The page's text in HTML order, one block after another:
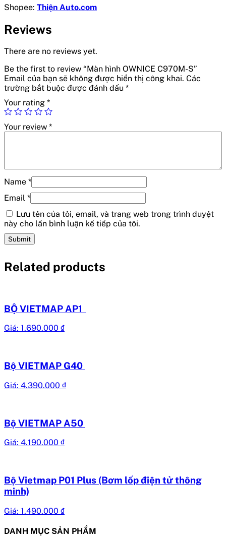
Shopee: Thiện Auto.com
Reviews
There are no reviews yet.
Be the first to review “Màn hình OWNICE C970M-S”
Email của bạn sẽ không được hiển thị công khai. Các
trường bắt buộc được đánh dấu *
Your rating *
Your review *
Name *
Email *
Lưu tên của tôi, email, và trang web trong trình duyệt
này cho lần bình luận kế tiếp của tôi.
Related products
BỘ VIETMAP AP1
Giá: 1.690.000 ₫
Bộ VIETMAP G40
Giá: 4.390.000 ₫
Bộ VIETMAP A50
Giá: 4.190.000 ₫
Bộ Vietmap P01 Plus (Bơm lốp điện tử thông
minh)
Giá: 1.490.000 ₫
DANH MỤC SẢN PHẨM